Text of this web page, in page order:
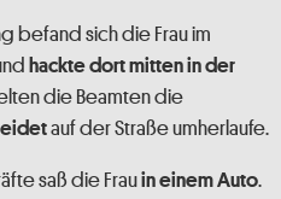
befand sich die Frau im
hackte dort mitten in der
die Beamten die
auf der Straße umherlaufe.
saß die Frauin einem Auto.